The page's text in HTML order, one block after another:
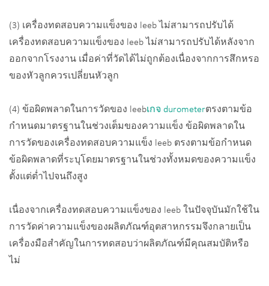
(3) เครื่องทดสอบความแข็งของ leeb ไม่สามารถปรับได้
เครื่องทดสอบความแข็งของ leeb ไม่สามารถปรับได้หลังจาก
ออกจากโรงงาน เมื่อค่าที่วัดได้ไม่ถูกต้องเนื่องจากการสึกหรอ
ของหัวลูกควรเปลี่ยนหัวลูก
(4) ข้อผิดพลาดในการวัดของ leebเกจ durometerตรงตามข้อ
กำหนดมาตรฐานในช่วงเต็มของความแข็ง ข้อผิดพลาดใน
การวัดของเครื่องทดสอบความแข็ง leeb ตรงตามข้อกำหนด
ข้อผิดพลาดที่ระบุโดยมาตรฐานในช่วงทั้งหมดของความแข็ง
ตั้งแต่ต่ำไปจนถึงสูง
เนื่องจากเครื่องทดสอบความแข็งของ leeb ในปัจจุบันมักใช้ใน
การวัดค่าความแข็งของผลิตภัณฑ์อุตสาหกรรมจึงกลายเป็น
เครื่องมือสำคัญในการทดสอบว่าผลิตภัณฑ์มีคุณสมบัติหรือ
ไม่